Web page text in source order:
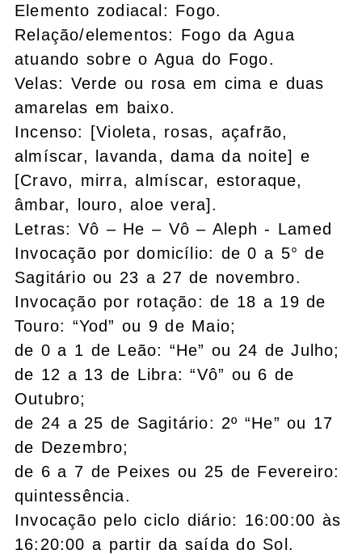
Elemento zodiacal: Fogo.
Relação/elementos: Fogo da Agua
atuando sobre o Agua do Fogo.
Velas: Verde ou rosa em cima e duas
amarelas em baixo.
Incenso: [Violeta, rosas, açafrão,
almíscar, lavanda, dama da noite] e
[Cravo, mirra, almíscar, estoraque,
âmbar, louro, aloe vera].
Letras: Vô – He – Vô – Aleph - Lamed
Invocação por domicílio: de 0 a 5° de
Sagitário ou 23 a 27 de novembro.
Invocação por rotação: de 18 a 19 de
Touro: “Yod” ou 9 de Maio;
de 0 a 1 de Leão: “He” ou 24 de Julho;
de 12 a 13 de Libra: “Vô” ou 6 de
Outubro;
de 24 a 25 de Sagitário: 2º “He” ou 17
de Dezembro;
de 6 a 7 de Peixes ou 25 de Fevereiro:
quintessência.
Invocação pelo ciclo diário: 16:00:00 às
16:20:00 a partir da saída do Sol.